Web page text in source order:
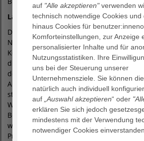
Laufzeit:01/2022-06/2025
Die geriatrische Rehabilitation wird
Nachsorge über 12 Wochen
Kernelemente sind a) ein
durch den Sozialdienst der Reha-
den Sozialen Dienst der AOK
Anleitung zu supervidiertem
strukturierte Überprüfung der
Während der Nachsorge wird die
Bewegungs-/ Begegnungsangebot
werden als Hausbesuche und
Programm wird durch
auf "Alle akzeptieren"verwenden
technisch notwendige Cookies und
hinaus Cookies für
Komforteinstellungen, zur Anzeige
personalisierter Inhalte und für
Nutzungsstatistiken. Ihre
uns bei der Steuerung unserer
Unternehmensziele. Sie können
natürlich auch individuell
auf „Auswahl akzeptieren“ oder
erklären Sie sich jedoch
mindestens mit der Verwendung
notwendiger Cookies einverstanden.